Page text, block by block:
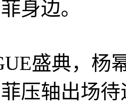
身边。
盛典，杨
压轴出场